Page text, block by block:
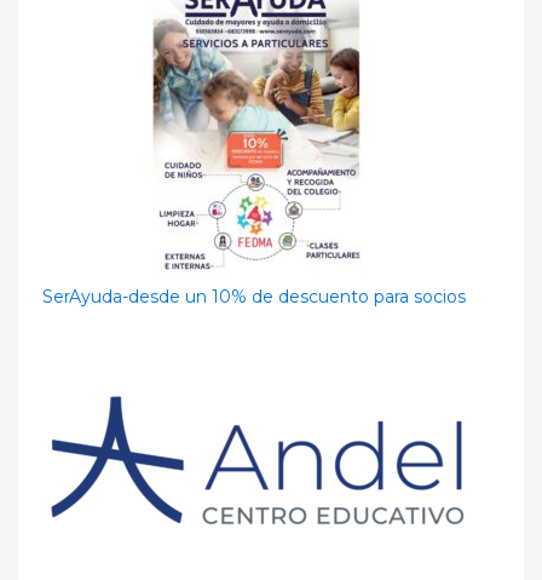
SerAyuda-desde un 10% de descuento para socios